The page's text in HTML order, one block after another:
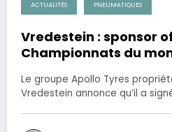
17 janvier 2023
ACTUALITÉS PNEUMATIQUES
Vredestein : sponsor
Championnats du
Le groupe Apollo Tyres
Vredestein annonce qu’il a